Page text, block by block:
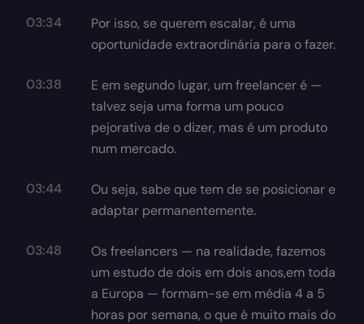
03:34
Por isso, se querem escalar, é uma
oportunidade extraordinária para o fazer.
03:38
E em segundo lugar, um freelancer é —
talvez seja uma forma um pouco
pejorativa de o dizer, mas é um produto
num mercado.
03:44
Ou seja, sabe que tem de se posicionar e
adaptar permanentemente.
03:48
Os freelancers — na realidade, fazemos
um estudo de dois em dois anos,em toda
a Europa — formam-se em média 4 a 5
horas por semana, o que é muito mais do